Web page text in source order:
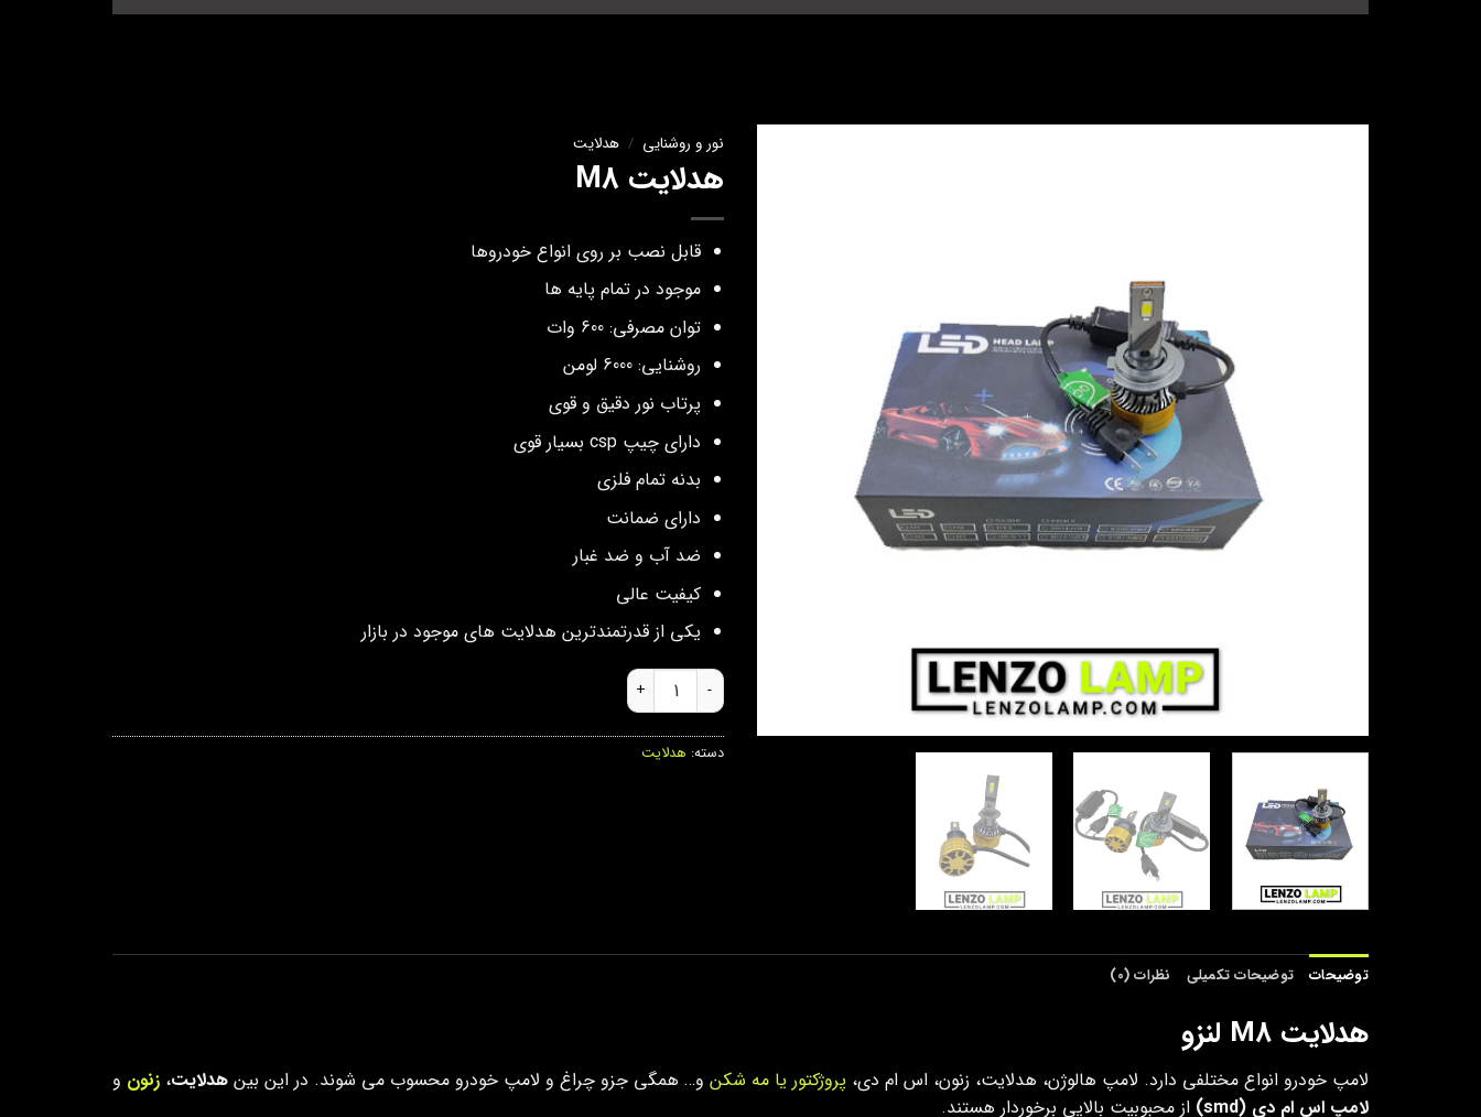
نور و روشنایی / هدلایت
هدلایت M8
قابل نصب بر روی انواع خودروها
موجود در تمام پایه ها
توان مصرفی: 600 وات
روشنایی: 6000 لومن
پرتاب نور دقیق و قوی
دارای چیپ csp بسیار قوی
بدنه تمام فلزی
دارای ضمانت
ضد آب و ضد غبار
کیفیت عالی
یکی از قدرتمندترین هدلایت های موجود در بازار
هدلایت M8 عدد
دسته: هدلایت
توضیحات توضیحات تکمیلی نظرات (0)
هدلایت M8 لنزو
لامپ خودرو انواع مختلفی دارد. لامپ هالوژن، هدلایت، زنون، اس ام دی، پروژکتور یا مه شکن و… همگی جزو چراغ و لامپ خودرو محسوب می شوند. در این بین هدلایت، زنون و
لامپ اس ام دی (smd)
از محبوبیت بالایی برخوردار هستند.